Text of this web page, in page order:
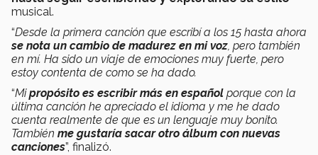
musical.
“Desde la primera canción que escribí a los 15 hasta ahora
se nota un cambio de madurez en mi voz, pero también
en mí. Ha sido un viaje de emociones muy fuerte, pero
estoy contenta de como se ha dado.
“Mipropósito es escribir más en español porque con la
última canción he apreciado el idioma y me he dado
cuenta realmente de que es un lenguaje muy bonito.
También me gustaría sacar otro álbum con nuevas
canciones”, finalizó.